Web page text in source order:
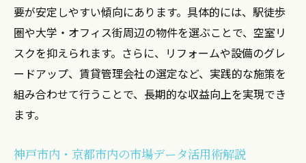
要が安定しやすい傾向にあります。具体的には、駅徒歩
圏や大学・オフィス街周辺の物件を選ぶことで、空室リ
スクを抑えられます。さらに、リフォームや設備のグレ
ードアップ、賃貸管理会社の選定など、実践的な施策を
組み合わせて行うことで、長期的な収益向上を実現でき
ます。
神戸市内・京都市内の市場データ活用術解説